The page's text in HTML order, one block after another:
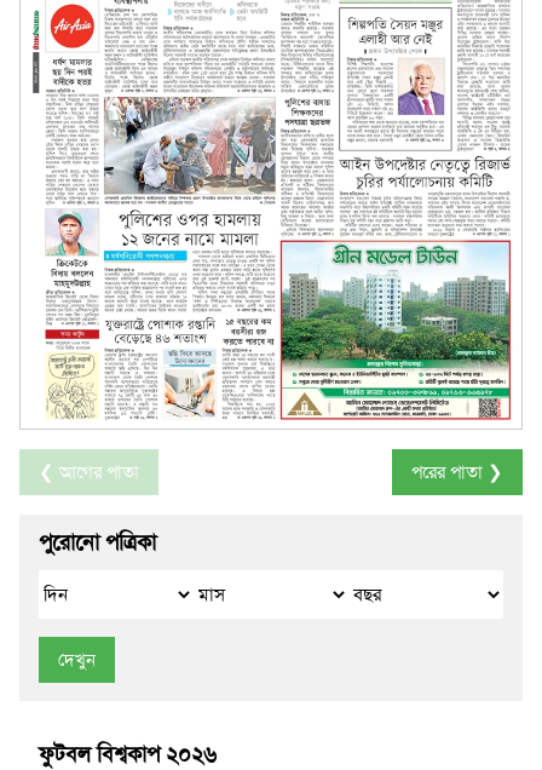
❮ আগের পাতা পরের পাতা ❯
পুরোনো পত্রিকা
দেখুন
ফুটবল বিশ্বকাপ ২০২৬